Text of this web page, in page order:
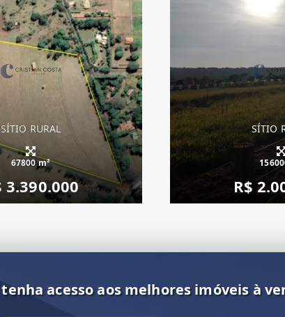
SÍTIO RURAL
67800 m²
3.390.000
SÍTIO
R$
acesso aos melhores imóveis à